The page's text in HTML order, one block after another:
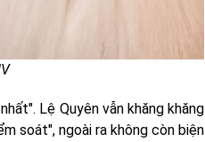
Lệ Quyên vẫn khăng khăng
soát", ngoài ra không còn biện